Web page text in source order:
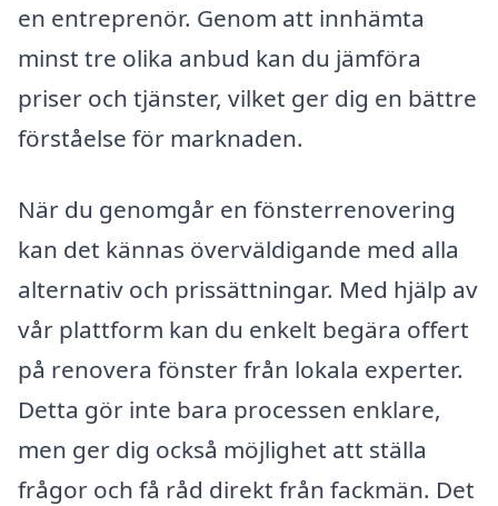
en entreprenör. Genom att innhämta
minst tre olika anbud kan du jämföra
priser och tjänster, vilket ger dig en bättre
förståelse för marknaden.
När du genomgår en fönsterrenovering
kan det kännas överväldigande med alla
alternativ och prissättningar. Med hjälp av
vår plattform kan du enkelt begära offert
på renovera fönster från lokala experter.
Detta gör inte bara processen enklare,
men ger dig också möjlighet att ställa
frågor och få råd direkt från fackmän. Det